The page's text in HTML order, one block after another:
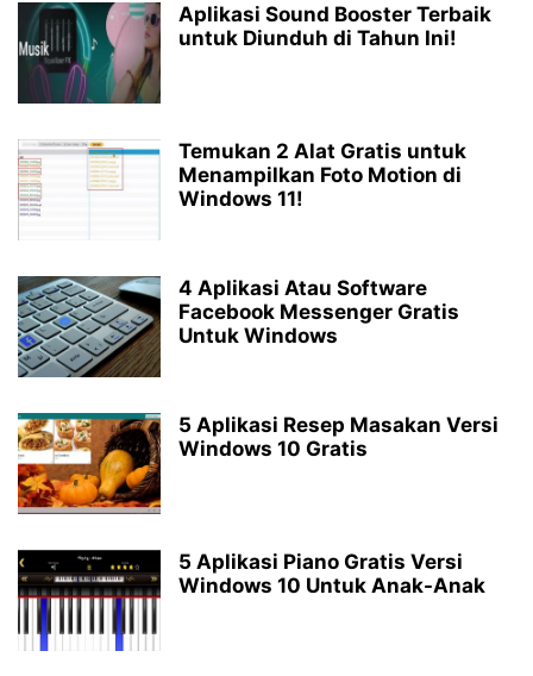
Aplikasi Sound Booster Terbaik
untuk Diunduh di Tahun Ini!
Temukan 2 Alat Gratis untuk
Menampilkan Foto Motion di
Windows 11!
4 Aplikasi Atau Software
Facebook Messenger Gratis
Untuk Windows
5 Aplikasi Resep Masakan Versi
Windows 10 Gratis
5 Aplikasi Piano Gratis Versi
Windows 10 Untuk Anak-Anak